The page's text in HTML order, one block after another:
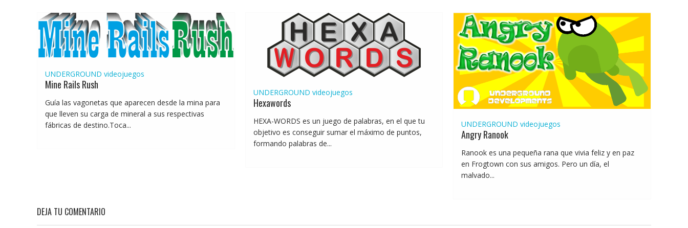
UNDERGROUND videojuegos
Mine Rails Rush
Guía las vagonetas que aparecen desde la mina para
que lleven su carga de mineral a sus respectivas
fábricas de destino.Toca...
UNDERGROUND videojuegos
Hexawords
HEXA-WORDS es un juego de palabras, en el que tu
objetivo es conseguir sumar el máximo de puntos,
formando palabras de...
UNDERGROUND videojuegos
Angry Ranook
Ranook es una pequeña rana que vivia feliz y en paz
en Frogtown con sus amigos. Pero un día, el
malvado...
DEJA TU COMENTARIO